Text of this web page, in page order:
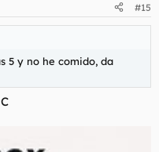
#15
5 y no he comido, da